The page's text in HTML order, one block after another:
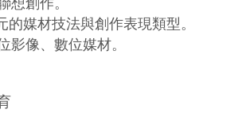
媒材技法與創作表現類型。
像、數位媒材。